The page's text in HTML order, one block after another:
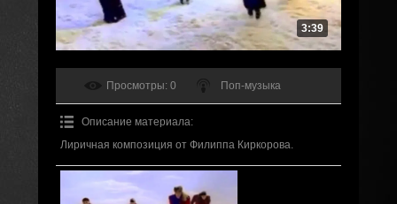
3:39
Просмотры: 0 Поп-музыка
Описание материала:
Лиричная композиция от Филиппа Киркорова.